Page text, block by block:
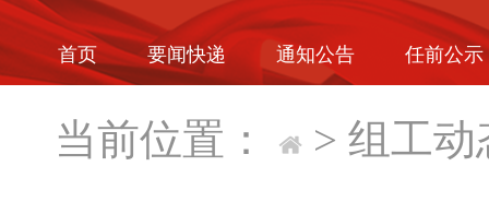
首页 要闻快递 通知公告 任前公示
当前位置： > 组工动